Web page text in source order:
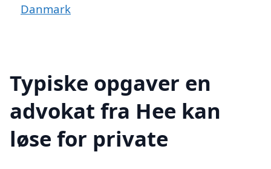
Danmark
Typiske opgaver en
advokat fra Hee kan
løse for private